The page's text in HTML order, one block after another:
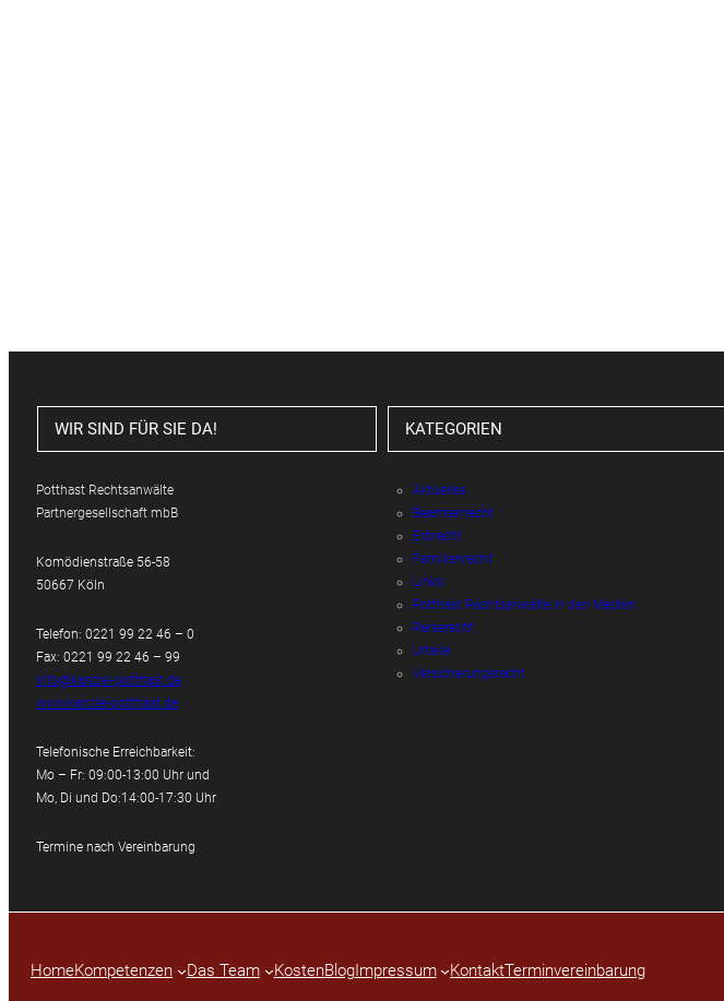
WIR SIND FÜR SIE DA!
Potthast Rechtsanwälte
Partnergesellschaft mbB
Komödienstraße 56-58
50667 Köln
Telefon: 0221 99 22 46 – 0
Fax: 0221 99 22 46 – 99
info@kanzlei-potthast.de
www.kanzlei-potthast.de
Telefonische Erreichbarkeit:
Mo – Fr: 09:00-13:00 Uhr und
Mo, Di und Do:14:00-17:30 Uhr
Termine nach Vereinbarung
KATEGORIEN
Aktuelles
Beamtenrecht
Erbrecht
Familienrecht
Links
Potthast Rechtsanwälte in den Medien
Reiserecht
Urteile
Versicherungsrecht
HomeKompetenzen Das Team KostenBlogImpressum KontaktTerminvereinbarung